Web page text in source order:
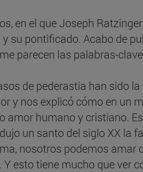
en el que Joseph
su pontificado. Acabo de
parecen las palabras-
de pederastia han sido
y nos explicó cómo en un
amor humano y cristiano.
un santo del siglo XX la
nosotros podemos
esto tiene mucho que ver